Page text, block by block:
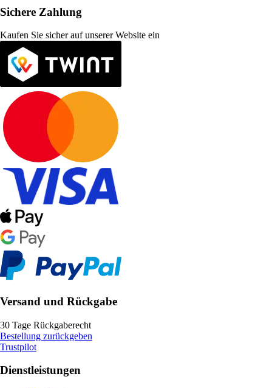
Sichere Zahlung
Kaufen Sie sicher auf unserer Website ein
Versand und Rückgabe
30 Tage Rückgaberecht
Bestellung zurückgeben
Trustpilot
Dienstleistungen